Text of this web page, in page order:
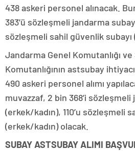
438 askeri personel alınacak.
383’ü sözleşmeli jandarma
sözleşmeli sahil güvenlik subayı
Jandarma Genel Komutanlığı
Komutanlığının astsubay
490 askeri personel alımı
muvazzaf, 2 bin 368’i sözleşmeli
(erkek/kadın), 110’u sözleşmeli
(erkek/kadın) olacak.
SUBAY ASTSUBAY ALIMI